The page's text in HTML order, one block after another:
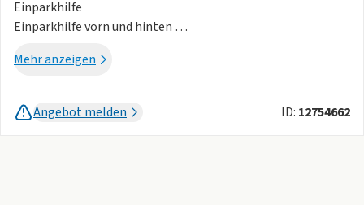
Einparkhilfe
Einparkhilfe vorn und hinten
Park Assist (Parkassistenzsystem)
"Style"
Verkehrszeichenerkennung
Mehr anzeigen
Angebot melden ID: 12754662